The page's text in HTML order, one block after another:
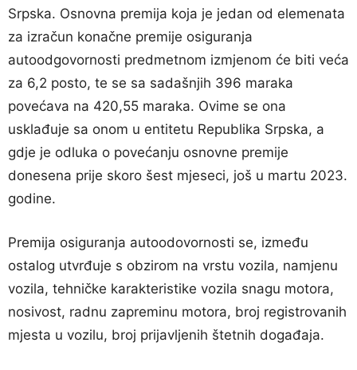
Srpska. Osnovna premija koja je jedan od elemenata
za izračun konačne premije osiguranja
autoodgovornosti predmetnom izmjenom će biti veća
za 6,2 posto, te se sa sadašnjih 396 maraka
povećava na 420,55 maraka. Ovime se ona
usklađuje sa onom u entitetu Republika Srpska, a
gdje je odluka o povećanju osnovne premije
donesena prije skoro šest mjeseci, još u martu 2023.
godine.
Premija osiguranja autoodovornosti se, između
ostalog utvrđuje s obzirom na vrstu vozila, namjenu
vozila, tehničke karakteristike vozila snagu motora,
nosivost, radnu zapreminu motora, broj registrovanih
mjesta u vozilu, broj prijavljenih štetnih događaja.